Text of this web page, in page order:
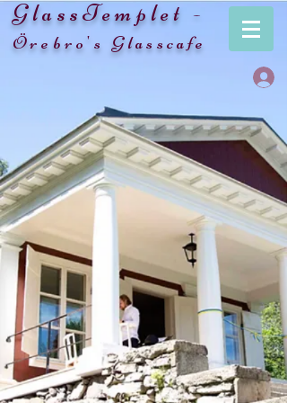
GlassTemplet -
Örebro's Glasscafe